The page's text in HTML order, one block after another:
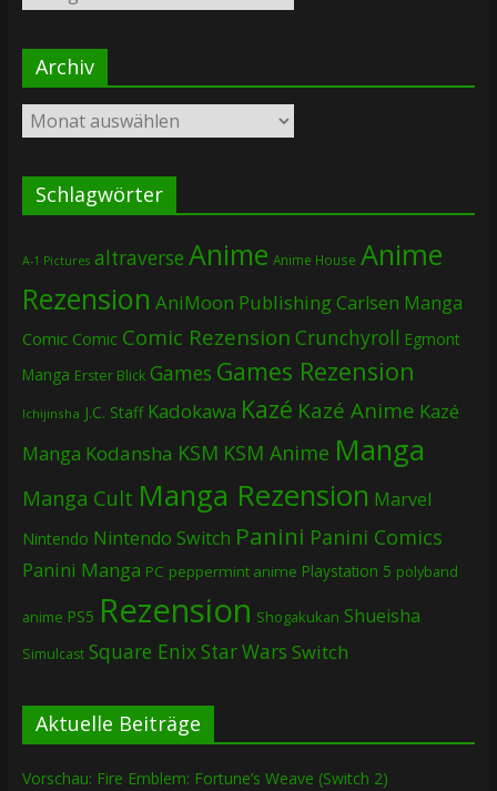
Archiv
Archiv
Schlagwörter
A-1 Pictures altraverse Anime Anime House Anime
Rezension AniMoon PublishingCarlsen Manga
Comic Comic Comic Rezension Crunchyroll Egmont
Manga Erster Blick Games Games Rezension
Ichijinsha J.C. Staff Kadokawa Kazé Kazé Anime Kazé
Manga Kodansha KSM KSM Anime Manga
Manga Cult Manga Rezension Marvel
Nintendo Nintendo Switch Panini Panini Comics
Panini Manga PC peppermint anime Playstation 5 polyband
anime PS5 Rezension Shogakukan Shueisha
Simulcast Square EnixStar Wars Switch
Aktuelle Beiträge
Vorschau: Fire Emblem: Fortune’s Weave (Switch 2)